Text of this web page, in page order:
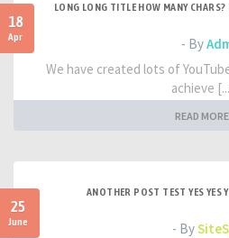
18
Apr
LONG LONG TITLE HOW MANY
- By
We have created lots of
achieve
READ MORE
25
June
ANOTHER POST TEST YES YES
- By